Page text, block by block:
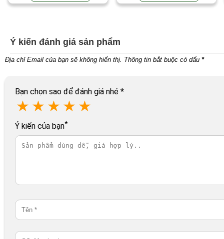
Ý kiến đánh giá sản phẩm
Địa chỉ Email của bạn sẽ không hiển thị. Thông tin bắt buộc có dấu *
Bạn chọn sao để đánh giá nhé *
★ ★ ★ ★ ★
Ý kiến của bạn*